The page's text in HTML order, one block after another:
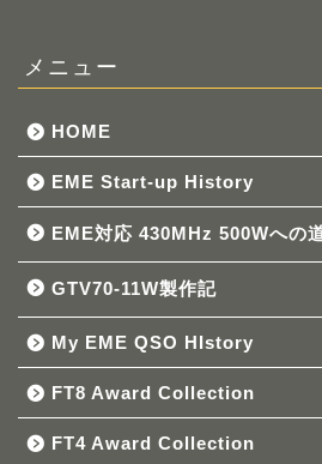
メニュー
HOME
EME Start-up History
EME対応 430MHz 500Wへの
GTV70-11W製作記
My EME QSO HIstory
FT8 Award Collection
FT4 Award Collection